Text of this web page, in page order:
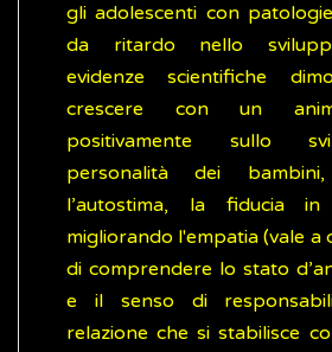
gli adolescenti con
da ritardo nello
evidenze scientifiche
crescere con un
positivamente sullo
personalità dei bambini,
l’autostima, la fiducia
migliorando l'empatia (vale a
di comprendere lo stato
e il senso di
relazione che si stabilisce